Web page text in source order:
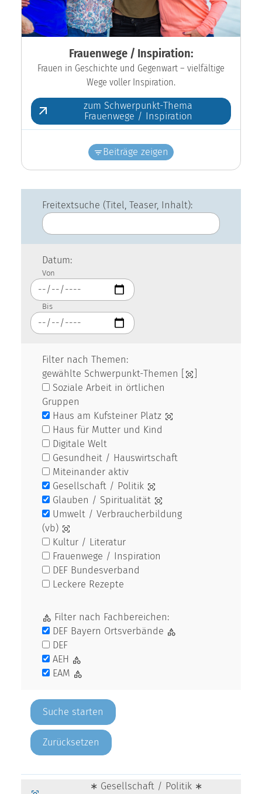
Frauenwege / Inspiration:
Frauen in Geschichte und Gegenwart – vielfältige
Wege voller Inspiration.
zum Schwerpunkt-Thema
Frauenwege / Inspiration
Beiträge zeigen
Freitextsuche (Titel, Teaser, Inhalt):
Datum:
Von
Bis
Filter nach Themen:
gewählte Schwerpunkt-Themen [
Soziale Arbeit in örtlichen
Gruppen
Haus am Kufsteiner Platz
Haus für Mutter und Kind
Digitale Welt
Gesundheit / Hauswirtschaft
Miteinander aktiv
Gesellschaft / Politik
Glauben / Spiritualität
Umwelt / Verbraucherbildung
(vb)
Kultur / Literatur
Frauenwege / Inspiration
DEF Bundesverband
Leckere Rezepte
Filter nach Fachbereichen:
DEF Bayern Ortsverbände
DEF
AEH
EAM
Zurücksetzen
∗ Gesellschaft / Politik ∗